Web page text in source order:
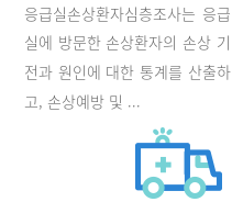
응급실손상환자심층조사는 응급
실에 방문한 손상환자의 손상 기
전과 원인에 대한 통계를 산출하
고, 손상예방 및 ...